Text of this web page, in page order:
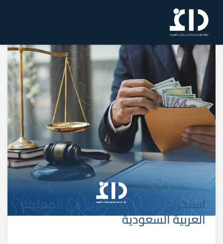
استخراج ترخيص الاستثمار في المملكة
العربية السعودية